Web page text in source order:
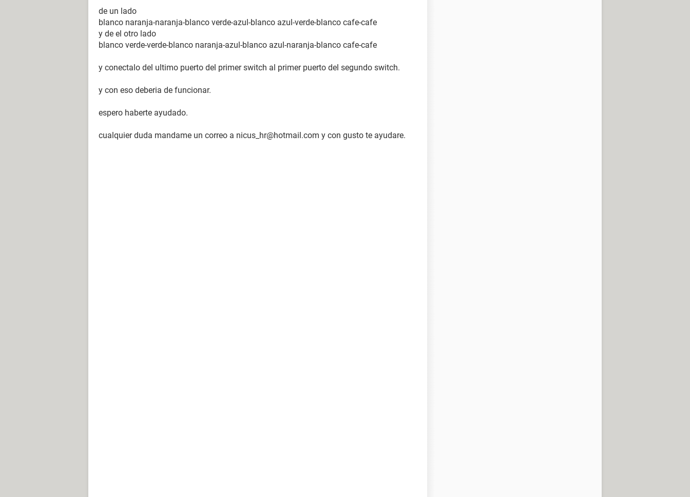
de un lado
blanco naranja-naranja-blanco verde-azul-blanco azul-verde-blanco cafe-cafe
y de el otro lado
blanco verde-verde-blanco naranja-azul-blanco azul-naranja-blanco cafe-cafe
y conectalo del ultimo puerto del primer switch al primer puerto del segundo switch.
y con eso deberia de funcionar.
espero haberte ayudado.
cualquier duda mandame un correo a nicus_hr@hotmail.com y con gusto te ayudare.